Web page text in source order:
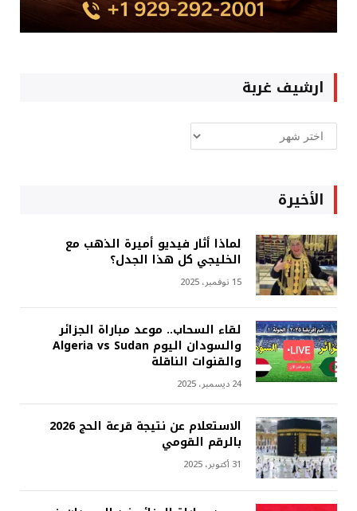
ارشيف غربة
ارشيف
غربة
الأخيرة
لماذا أثار فيديو أميرة الذهب مع
الخليجي كل هذا الجدل؟
15 نوفمبر، 2025
لقاء السحاب.. موعد مباراة الجزائر
والسودان اليوم Algeria vs Sudan
والقنوات الناقلة
24 ديسمبر، 2025
الاستعلام عن نتيجة قرعة الحج 2026
بالرقم القومي
31 أكتوبر، 2025